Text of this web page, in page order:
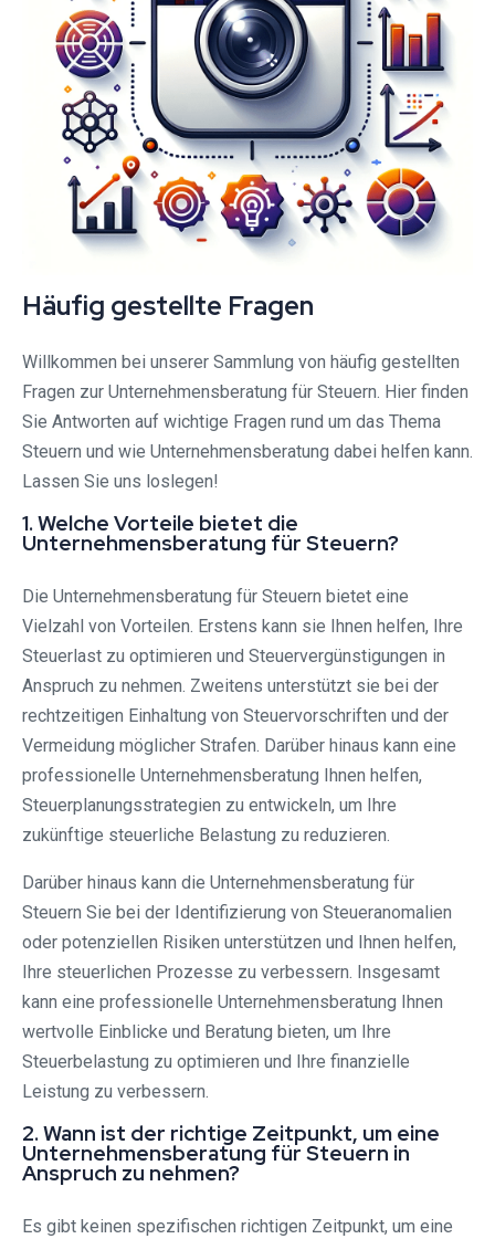
Häufig gestellte Fragen
Willkommen bei unserer Sammlung von häufig gestellten
Fragen zur Unternehmensberatung für Steuern. Hier finden
Sie Antworten auf wichtige Fragen rund um das Thema
Steuern und wie Unternehmensberatung dabei helfen kann.
Lassen Sie uns loslegen!
1. Welche Vorteile bietet die
Unternehmensberatung für Steuern?
Die Unternehmensberatung für Steuern bietet eine
Vielzahl von Vorteilen. Erstens kann sie Ihnen helfen, Ihre
Steuerlast zu optimieren und Steuervergünstigungen in
Anspruch zu nehmen. Zweitens unterstützt sie bei der
rechtzeitigen Einhaltung von Steuervorschriften und der
Vermeidung möglicher Strafen. Darüber hinaus kann eine
professionelle Unternehmensberatung Ihnen helfen,
Steuerplanungsstrategien zu entwickeln, um Ihre
zukünftige steuerliche Belastung zu reduzieren.
Darüber hinaus kann die Unternehmensberatung für
Steuern Sie bei der Identifizierung von Steueranomalien
oder potenziellen Risiken unterstützen und Ihnen helfen,
Ihre steuerlichen Prozesse zu verbessern. Insgesamt
kann eine professionelle Unternehmensberatung Ihnen
wertvolle Einblicke und Beratung bieten, um Ihre
Steuerbelastung zu optimieren und Ihre finanzielle
Leistung zu verbessern.
2. Wann ist der richtige Zeitpunkt, um eine
Unternehmensberatung für Steuern in
Anspruch zu nehmen?
Es gibt keinen spezifischen richtigen Zeitpunkt, um eine